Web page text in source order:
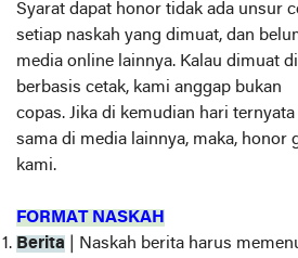
Syarat dapat honor tidak ada unsur
setiap naskah yang dimuat, dan
media online lainnya. Kalau dimuat
berbasis cetak, kami anggap bukan
copas. Jika di kemudian hari
sama di media lainnya, maka, honor
kami.
FORMAT NASKAH
Berita | Naskah berita harus